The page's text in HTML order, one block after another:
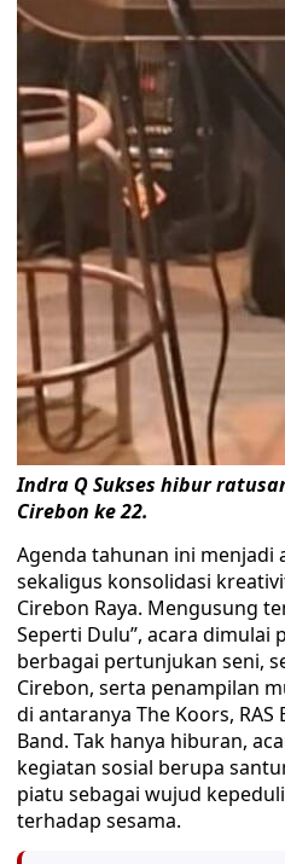
Indra Q Sukses hibur
Cirebon ke 22.
Agenda tahunan ini menjadi
sekaligus konsolidasi
Cirebon Raya. Mengusung
Seperti Dulu”, acara dimulai
berbagai pertunjukan seni,
Cirebon, serta penampilan
di antaranya The Koors,
Band. Tak hanya hiburan,
kegiatan sosial berupa
piatu sebagai wujud
terhadap sesama.